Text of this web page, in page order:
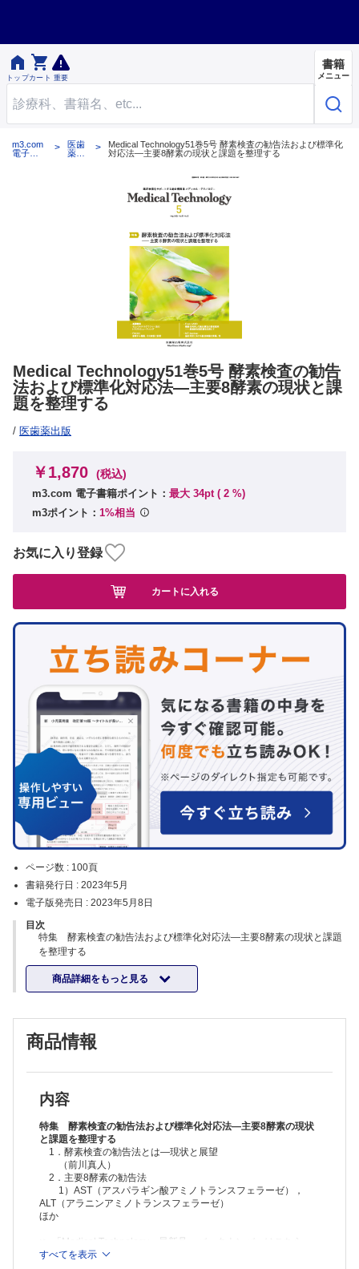

トップ

カート 重要
書籍
メニュー
m3.com
電子書
医歯
薬出
Medical Technology51巻5号 酵素検査の勧告法および標準化
対応法―主要8酵素の現状と課題を整理する
Medical Technology51巻5号 酵素検査の勧告
法および標準化対応法―主要8酵素の現状と課
題を整理する
/ 医歯薬出版
ページ数 : 100頁
書籍発行日 : 2023年5月
電子版発売日 : 2023年5月8日
目次
特集 酵素検査の勧告法および標準化対応法―主要8酵素の現状と課題
を整理する
1．酵素検査の勧告法とは―現状と展望
（前川真人）
2．主要8酵素の勧告法
（山下計太）
2）LD（乳酸デヒドロゲナーゼ）
（渡辺駿太・松下 誠）
4）ALP（アルカリホスファターゼ）
（山崎浩和）
5）γ-GT（γ-グルタミルトランスフェラーゼ）
（山舘周恒）
6）ChE（コリンエステラーゼ）
（小池 亨）
7）AMY（アミラーゼ）
（巖崎達矢）
先端技術の先取り
（奈良信雄）
商品詳細をもっと見る
￥1,870 (税込)
m3.com 電子書籍ポイント： 最大 34pt ( 2 %)
m3ポイント： 1%相当
お気に入り登録
カートに入れる
商品情報
内容
特集 酵素検査の勧告法および標準化対応法―主要8酵素の現状
と課題を整理する
1．酵素検査の勧告法とは―現状と展望
（前川真人）
2．主要8酵素の勧告法
1）AST（アスパラギン酸アミノトランスフェラーゼ），
ALT（アラニンアミノトランスフェラーゼ）
ほか
≫ 「Medical Technology」最新号・バックナンバーはこちら
≫Medical Technology 定期購読（2023年1月-12月）受付中！
すべてを表示